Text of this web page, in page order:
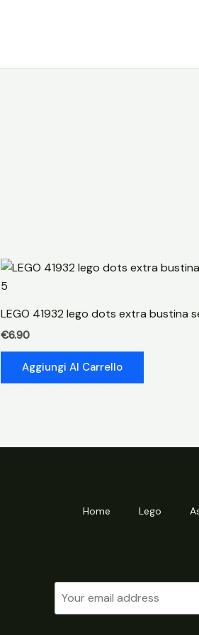
LEGO 41932 lego dots extra bustina
€6.90
Aggiungi Al Carrello
Home Lego